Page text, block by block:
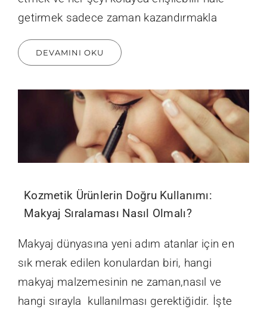
getirmek sadece zaman kazandırmakla
DEVAMINI OKU
Kozmetik Ürünlerin Doğru Kullanımı:
Makyaj Sıralaması Nasıl Olmalı?
Makyaj dünyasına yeni adım atanlar için en
sık merak edilen konulardan biri, hangi
makyaj malzemesinin ne zaman,nasıl ve
hangi sırayla kullanılması gerektiğidir. İşte